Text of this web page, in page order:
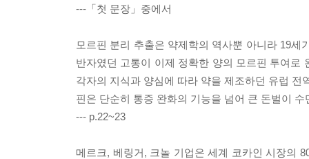
---「첫 문장」중에서
모르핀 분리 추출은 약제학의 역사뿐 아니라 19
반자였던 고통이 이제 정확한 양의 모르핀 투여로
각자의 지식과 양심에 따라 약을 제조하던 유럽
핀은 단순히 통증 완화의 기능을 넘어 큰 돈벌이
--- p.22~23
메르크, 베링거, 크놀 기업은 세계 코카인 시장의